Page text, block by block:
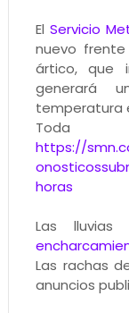
ElServicio
nuevo
ártico, que
generará
temperatura
Toda
https://
horas
Las lluvias
Las rachas
anuncios